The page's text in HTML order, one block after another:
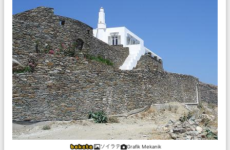
ソイラテ Grafik Mekanik